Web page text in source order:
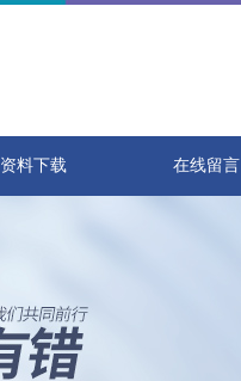
资料下载 在线留言